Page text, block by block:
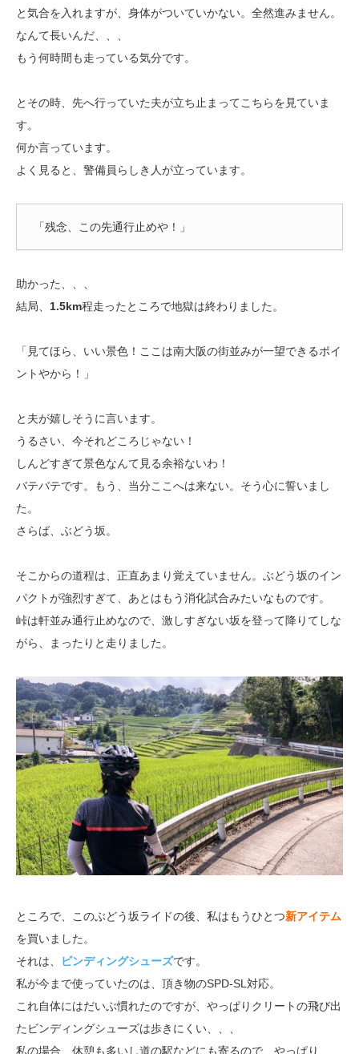
と気合を入れますが、身体がついていかない。全然進みません。
なんて長いんだ、、、
もう何時間も走っている気分です。
とその時、先へ行っていた夫が立ち止まってこちらを見ていま
す。
何か言っています。
よく見ると、警備員らしき人が立っています。
「残念、この先通行止めや！」
助かった、、、
結局、 1.5km程走ったところで地獄は終わりました。
「見てほら、いい景色！ここは南大阪の街並みが一望できるポイ
ントやから！」
と夫が嬉しそうに言います。
うるさい、今それどころじゃない！
しんどすぎて景色なんて見る余裕ないわ！
バテバテです。もう、当分ここへは来ない。そう心に誓いまし
た。
さらば、ぶどう坂。
そこからの道程は、正直あまり覚えていません。ぶどう坂のイン
パクトが強烈すぎて、あとはもう消化試合みたいなものです。
峠は軒並み通行止めなので、激しすぎない坂を登って降りてしな
がら、まったりと走りました。
ところで、このぶどう坂ライドの後、私はもうひとつ新アイテム
を買いました。
それは、
ビンディングシューズです。
私が今まで使っていたのは、頂き物のSPD-SL対応。
これ自体にはだいぶ慣れたのですが、やっぱりクリートの飛び出
たビンディングシューズは歩きにくい、、、
私の場合、休憩も多いし道の駅などにも寄るので、やっぱり